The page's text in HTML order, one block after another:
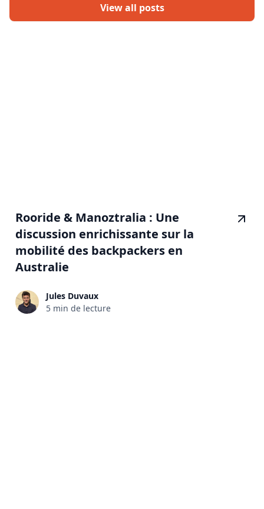
View all posts
Rooride & Manoztralia : Une
discussion enrichissante sur la
mobilité des backpackers en
Australie
Jules Duvaux
5 min de lecture